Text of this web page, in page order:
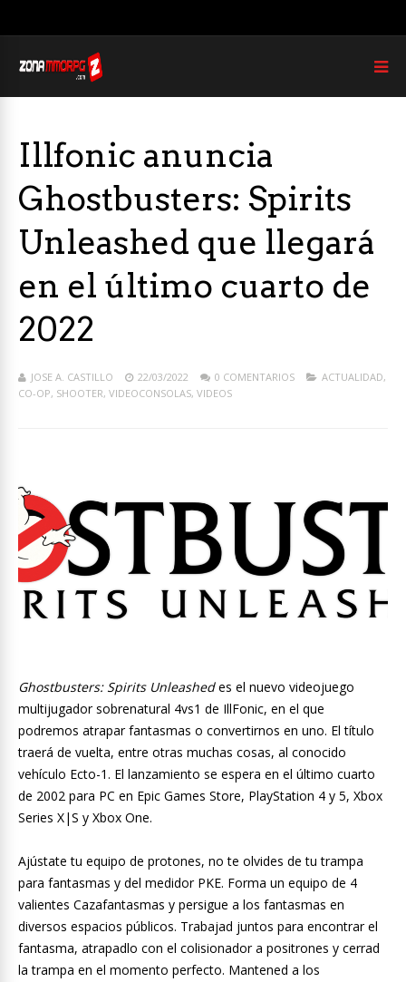
Illfonic anuncia
Ghostbusters: Spirits
Unleashed que llegará
en el último cuarto de
2022
JOSE A. CASTILLO 22/03/2022 0 COMENTARIOS ACTUALIDAD,
CO-OP, SHOOTER, VIDEOCONSOLAS, VIDEOS
Ghostbusters: Spirits Unleashedes el nuevo videojuego
multijugador sobrenatural 4vs1 de IllFonic, en el que
podremos atrapar fantasmas o convertirnos en uno. El título
traerá de vuelta, entre otras muchas cosas, al conocido
vehículo Ecto-1. El lanzamiento se espera en el último cuarto
de 2002 para PC en Epic Games Store, PlayStation 4 y 5, Xbox
Series X|S y Xbox One.
Ajústate tu equipo de protones, no te olvides de tu trampa
para fantasmas y del medidor PKE. Forma un equipo de 4
valientes Cazafantasmas y persigue a los fantasmas en
diversos espacios públicos. Trabajad juntos para encontrar el
fantasma, atrapadlo con el colisionador a positrones y cerrad
la trampa en el momento perfecto. Mantened a los